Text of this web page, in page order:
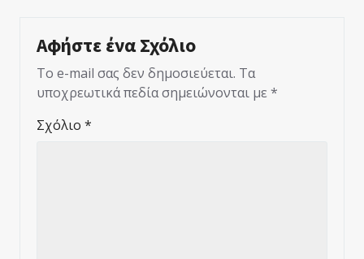
Αφήστε ένα Σχόλιο
Το e-mail σας δεν δημοσιεύεται. Τα
υποχρεωτικά πεδία σημειώνονται με *
Σχόλιο *